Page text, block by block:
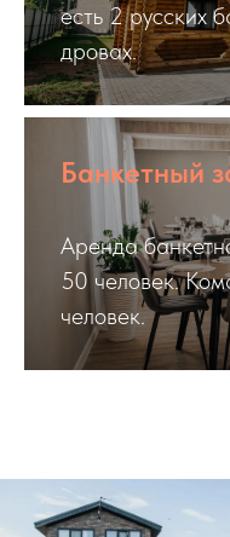
есть 2 русских
дровах.
Банкетный
Аренда
50 человек.
человек.